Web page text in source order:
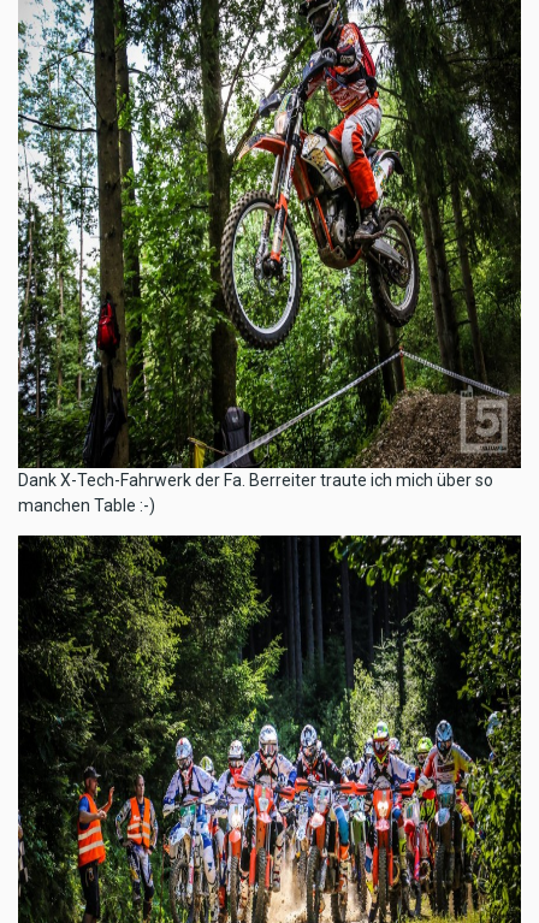
D​ank X-Tech-Fahrwerk der Fa. Berreiter traute ich mich über so
manchen Table :-)